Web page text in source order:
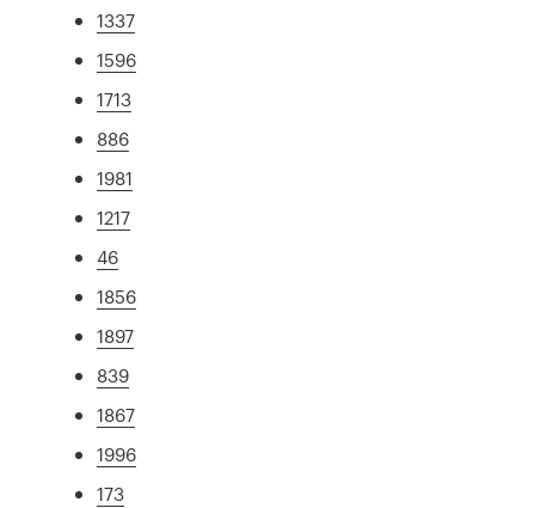
1337
1596
1713
886
1981
1217
46
1856
1897
839
1867
1996
173